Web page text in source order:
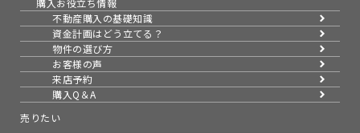
不動産購入の基礎知識
資金計画はどう立てる？
物件の選び方
お客様の声
来店予約
購入Q＆A
売りたい